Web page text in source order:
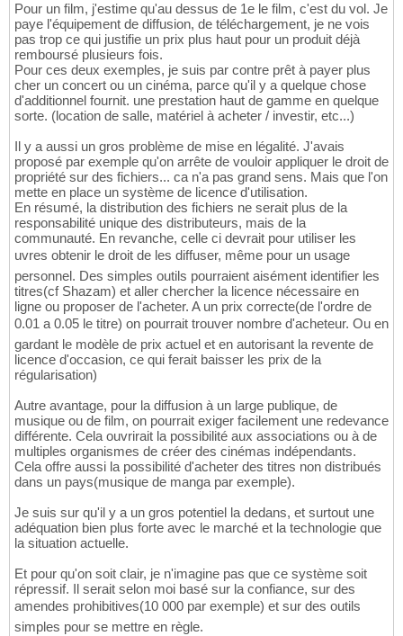
Pour un film, j'estime qu'au dessus de 1e le film, c'est du vol. Je
paye l'équipement de diffusion, de téléchargement, je ne vois
pas trop ce qui justifie un prix plus haut pour un produit déjà
remboursé plusieurs fois.
Pour ces deux exemples, je suis par contre prêt à payer plus
cher un concert ou un cinéma, parce qu'il y a quelque chose
d'additionnel fournit. une prestation haut de gamme en quelque
sorte. (location de salle, matériel à acheter / investir, etc...)
Il y a aussi un gros problème de mise en légalité. J'avais
proposé par exemple qu'on arrête de vouloir appliquer le droit de
propriété sur des fichiers... ca n'a pas grand sens. Mais que l'on
mette en place un système de licence d'utilisation.
En résumé, la distribution des fichiers ne serait plus de la
responsabilité unique des distributeurs, mais de la
communauté. En revanche, celle ci devrait pour utiliser les
uvres obtenir le droit de les diffuser, même pour un usage
personnel. Des simples outils pourraient aisément identifier les
titres(cf Shazam) et aller chercher la licence nécessaire en
ligne ou proposer de l'acheter. A un prix correcte(de l'ordre de
0.01 a 0.05 le titre) on pourrait trouver nombre d'acheteur. Ou en
gardant le modèle de prix actuel et en autorisant la revente de
licence d'occasion, ce qui ferait baisser les prix de la
régularisation)
Autre avantage, pour la diffusion à un large publique, de
musique ou de film, on pourrait exiger facilement une redevance
différente. Cela ouvrirait la possibilité aux associations ou à de
multiples organismes de créer des cinémas indépendants.
Cela offre aussi la possibilité d'acheter des titres non distribués
dans un pays(musique de manga par exemple).
Je suis sur qu'il y a un gros potentiel la dedans, et surtout une
adéquation bien plus forte avec le marché et la technologie que
la situation actuelle.
Et pour qu'on soit clair, je n'imagine pas que ce système soit
répressif. Il serait selon moi basé sur la confiance, sur des
amendes prohibitives(10 000 par exemple) et sur des outils
simples pour se mettre en règle.